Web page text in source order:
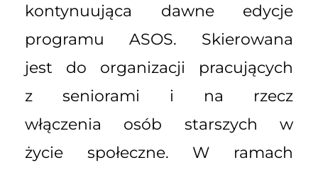
kontynuująca dawne edycje
programu ASOS. Skierowana
jest do organizacji pracujących
z seniorami i na rzecz
włączenia osób starszych w
życie społeczne. W ramach